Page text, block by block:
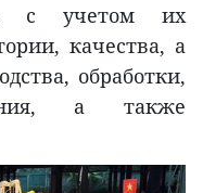
с учетом их
качества, а
обработки,
а также